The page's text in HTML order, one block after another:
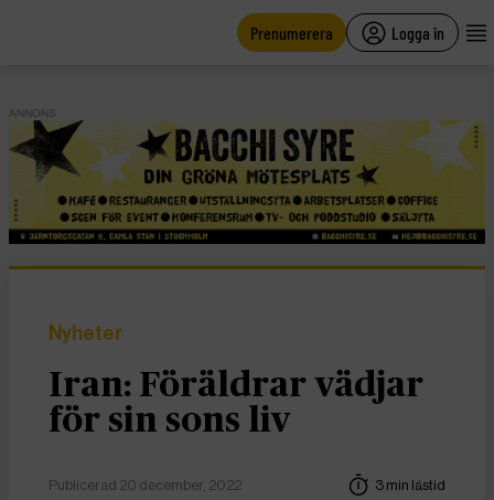
Prenumerera Logga in
ANNONS
Nyheter
Iran: Föräldrar vädjar
för sin sons liv
Publicerad 20 december, 2022 3 min lästid